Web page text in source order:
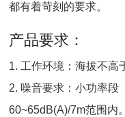
都有着苛刻的要求。
产品要求：
1. 工作环境：海拔不
2. 噪音要求：小功率段
60~65dB(A)/7m范围内。